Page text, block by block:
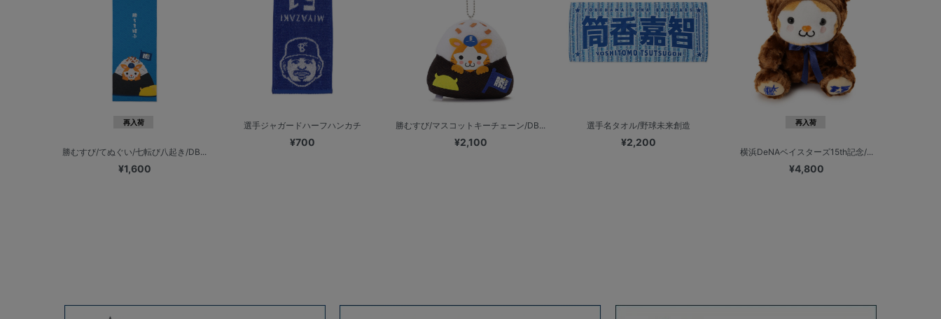
再入荷
勝むすび/てぬぐい/七転び八起き/DB...
¥1,600
選手ジャガードハーフハンカチ
¥700
勝むすび/マスコットキーチェーン/DB...
¥2,100
選手名タオル/野球未来創造
¥2,200
再入荷
横浜DeNAベイスターズ15th記念/...
¥4,800